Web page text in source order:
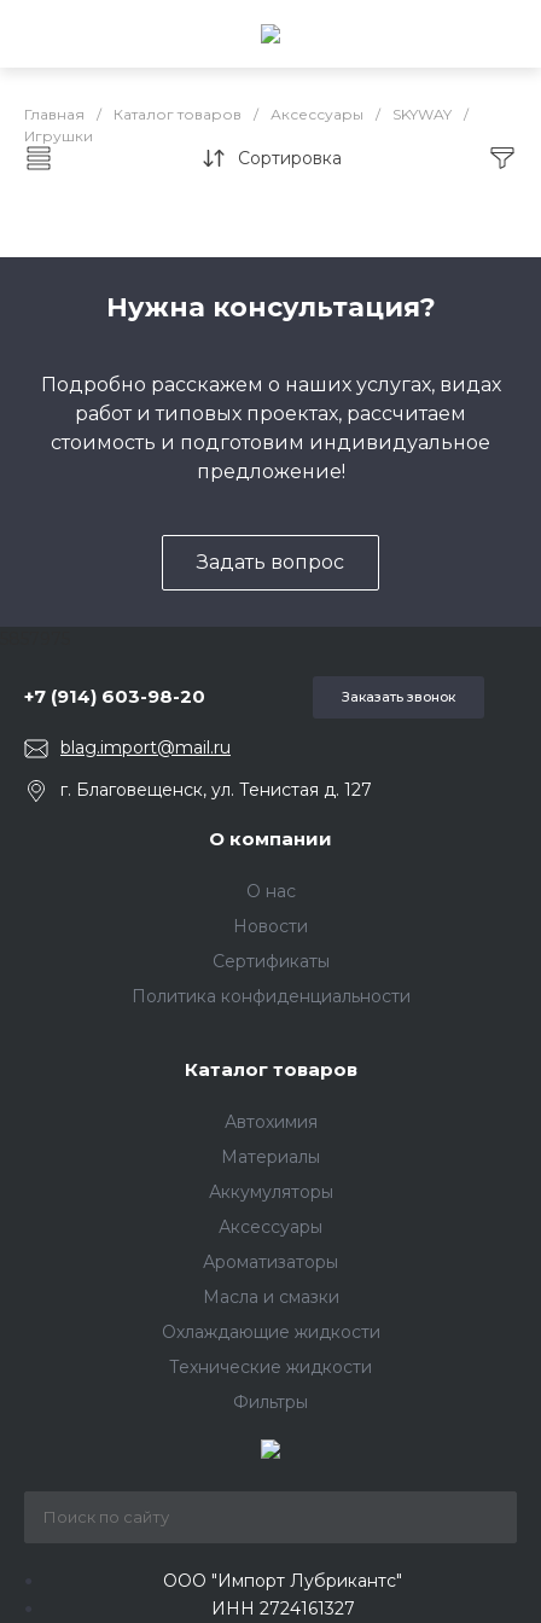
Главная / Каталог товаров / Аксессуары / SKYWAY
/
Игрушки
Игрушки
Сортировка
Нужна консультация?
Подробно расскажем о наших услугах, видах
работ и типовых проектах, рассчитаем
стоимость и подготовим индивидуальное
предложение!
Задать вопрос
+7 (914) 603-98-20 Заказать звонок
blag.import@mail.ru
г. Благовещенск, ул. Тенистая д. 127
О компании
О нас
Новости
Сертификаты
Политика конфиденциальности
Каталог товаров
Автохимия
Материалы
Аккумуляторы
Аксессуары
Ароматизаторы
Масла и смазки
Охлаждающие жидкости
Технические жидкости
Фильтры
ООО "Импорт Лубрикантс"
ИНН 2724161327